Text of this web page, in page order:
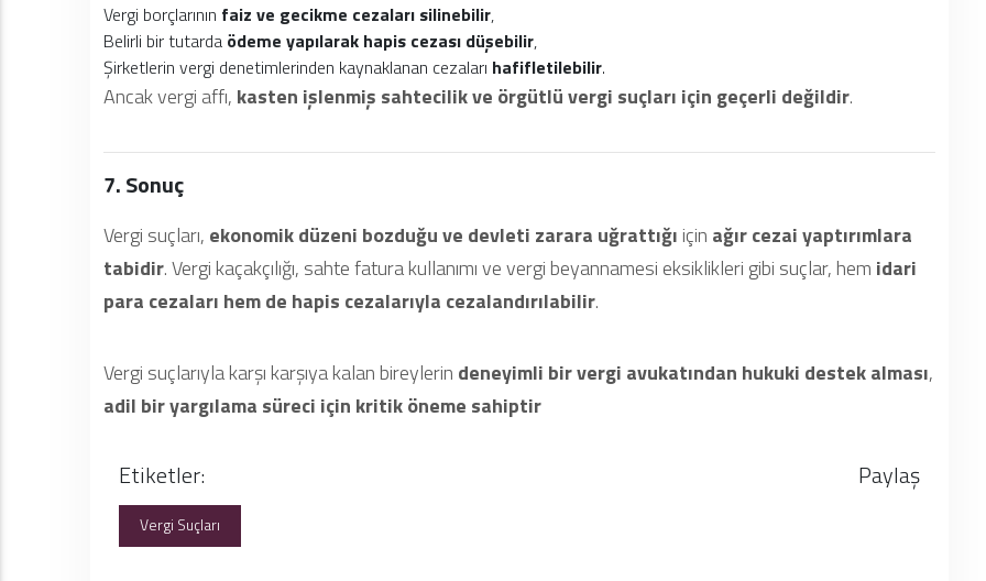
Vergi borçlarının faiz ve gecikme cezaları silinebilir,
Belirli bir tutarda ödeme yapılarak hapis cezası düşebilir,
Şirketlerin vergi denetimlerinden kaynaklanan cezaları hafifletilebilir.
Ancak vergi affı, kasten işlenmiş sahtecilik ve örgütlü vergi suçları için geçerli değildir.
7. Sonuç
Vergi suçları, ekonomik düzeni bozduğu ve devleti zarara uğrattığıiçin ağır cezai yaptırımlara
tabidir. Vergi kaçakçılığı, sahte fatura kullanımı ve vergi beyannamesi eksiklikleri gibi suçlar, hem idari
para cezaları hem de hapis cezalarıyla cezalandırılabilir.
Vergi suçlarıyla karşı karşıya kalan bireylerin deneyimli bir vergi avukatından hukuki destek alması,
adil bir yargılama süreci için kritik öneme sahiptir
Etiketler:
Vergi Suçları
Paylaş